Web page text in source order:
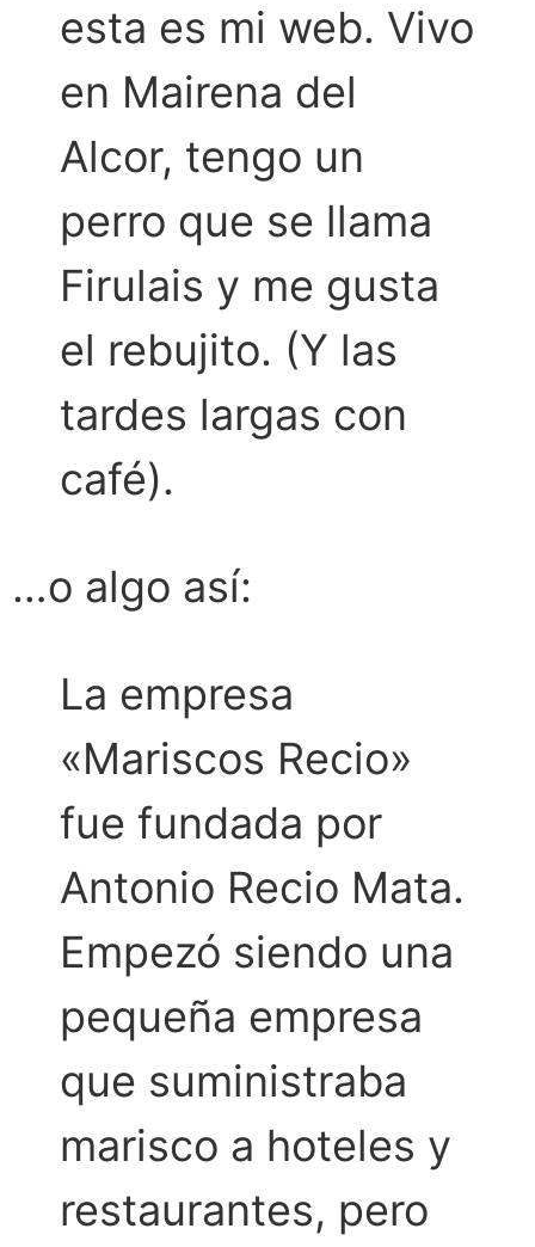
esta es mi web. Vivo
en Mairena del
Alcor, tengo un
perro que se llama
Firulais y me gusta
el rebujito. (Y las
tardes largas con
café).
…o algo así:
La empresa
«Mariscos Recio»
fue fundada por
Antonio Recio Mata.
Empezó siendo una
pequeña empresa
que suministraba
marisco a hoteles y
restaurantes, pero